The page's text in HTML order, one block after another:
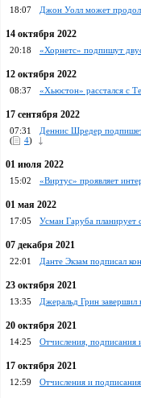
18:07 Джон Уолл может
14 октября 2022
20:18 «Хорнетс» подпишут
12 октября 2022
08:37 «Хьюстон» расстался с
17 сентября 2022
07:31
Деннис Шредер
(
4)
01 июля 2022
15:02 «Виртус» проявляет
01 мая 2022
17:05 Усман Гаруба планирует
07 декабря 2021
22:01 Данте Экзам подписал
23 октября 2021
13:35 Джеральд Грин завершил
20 октября 2021
14:25 Отчисления, подписания
17 октября 2021
12:59 Отчисления и